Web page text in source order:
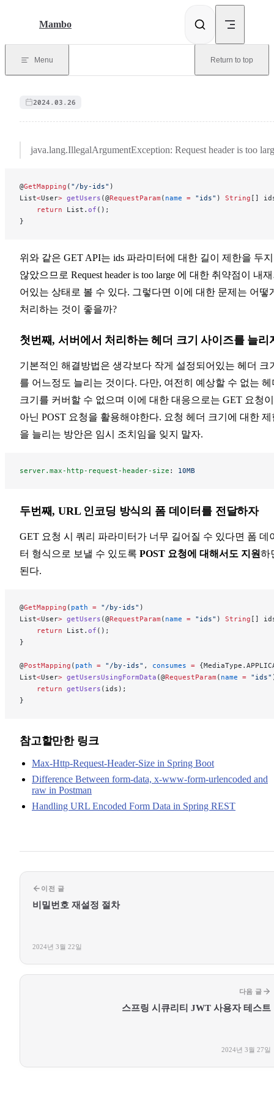
Mambo
Menu Return to top
2024.03.26
java.lang.IllegalArgumentException: Request header is too
@GetMapping ( "/by-ids" )
List<User> getUsers (@RequestParam ( name = "ids" ) String []
    return
List. of ();
}
위와 같은 GET API는 ids 파라미터에 대한 길이 제한을 두지
않았으므로 Request header is too large 에 대한 취약점이 내
어있는 상태로 볼 수 있다. 그렇다면 이에 대한 문제는 어떻
처리하는 것이 좋을까?
첫번째, 서버에서 처리하는 헤더 크기 사이즈를 늘리
기본적인 해결방법은 생각보다 작게 설정되어있는 헤더 크
를 어느정도 늘리는 것이다. 다만, 여전히 예상할 수 없는 헤
크기를 커버할 수 없으며 이에 대한 대응으로는 GET 요청이
아닌 POST 요청을 활용해야한다. 요청 헤더 크기에 대한 제
을 늘리는 방안은 임시 조치임을 잊지 말자.
server.max-http-request-header-size : 10MB
두번째, URL 인코딩 방식의 폼 데이터를 전달하자
GET 요청 시 쿼리 파라미터가 너무 길어질 수 있다면 폼 데
터 형식으로 보낼 수 있도록 POST 요청에 대해서도 지원하
된다.
@GetMapping ( path = "/by-ids" )
List<User> getUsers (@RequestParam ( name = "ids" ) String []
    return
List. of ();
}
@PostMapping ( path = "/by-ids" , consumes =
List<User> getUsersUsingFormData (@RequestParam ( name = "ids"
    return
getUsers (ids);
}
참고할만한 링크
Max-Http-Request-Header-Size in Spring Boot
Difference Between form-data, x-www-form-urlencoded and
raw in Postman
Handling URL Encoded Form Data in Spring REST
이전 글
비밀번호 재설정 절차
2024년 3월 22일
다음 글
스프링 시큐리티 JWT 사용자 테스트
2024년 3월 27일